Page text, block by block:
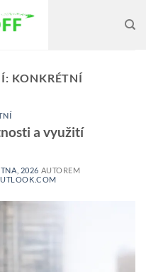
KONKRÉTNÍ
a využití
2026 AUTOREM